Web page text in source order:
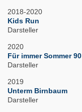
2018-2020
Kids Run
Darsteller
2020
Für immer Sommer 90
Darsteller
2019
Unterm Birnbaum
Darsteller